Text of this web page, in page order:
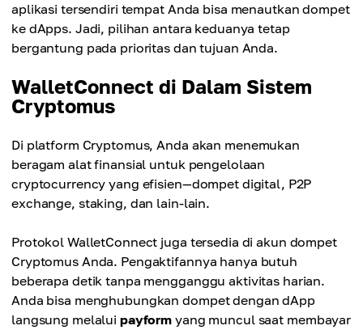
aplikasi tersendiri tempat Anda bisa menautkan dompet
ke dApps. Jadi, pilihan antara keduanya tetap
bergantung pada prioritas dan tujuan Anda.
WalletConnect di Dalam Sistem
Cryptomus
Di platform Cryptomus, Anda akan menemukan
beragam alat finansial untuk pengelolaan
cryptocurrency yang efisien—dompet digital, P2P
exchange, staking, dan lain-lain.
Protokol WalletConnect juga tersedia di akun dompet
Cryptomus Anda. Pengaktifannya hanya butuh
beberapa detik tanpa mengganggu aktivitas harian.
Anda bisa menghubungkan dompet dengan dApp
langsung melalui payform yang muncul saat membayar